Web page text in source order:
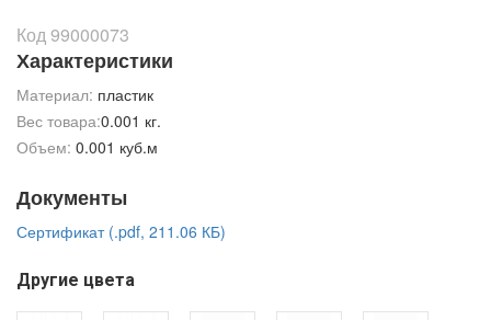
Код 99000073
Характеристики
Материал: пластик
Вес товара:0.001 кг.
Объем: 0.001 куб.м
Документы
Сертификат (.pdf, 211.06 КБ)
Другие цвета